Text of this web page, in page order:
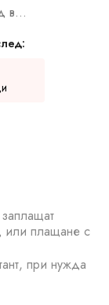
в...
или плащане с
при нужда